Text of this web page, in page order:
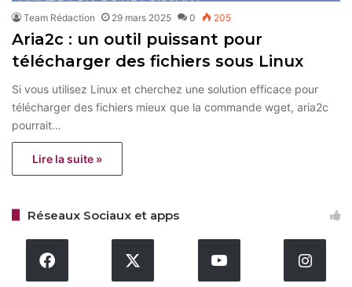
Team Rédaction 29 mars 2025 0 205
Aria2c : un outil puissant pour
télécharger des fichiers sous Linux
Si vous utilisez Linux et cherchez une solution efficace pour
télécharger des fichiers mieux que la commande wget, aria2c
pourrait…
Lire la suite »
Réseaux Sociaux et apps